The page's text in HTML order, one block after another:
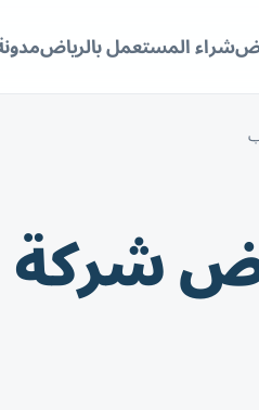
شراء المستعمل بالرياض